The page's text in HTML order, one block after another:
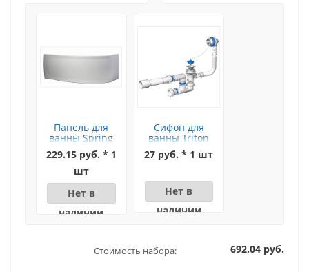
Панель для
ванны Spring
160
229.15 руб. * 1
шт
Нет в
наличии
Сифон для
ванны Triton
(цепочка)
27 руб. * 1 шт
Нет в
наличии
Стоимость набора: 692.04 руб.